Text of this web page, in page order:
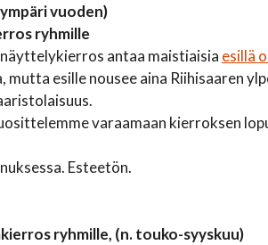
vuoden)
ryhmille
antaa maistiaisia esillä
esille nousee aina Riihisaaren
varaamaan kierroksen
Esteetön.
ryhmille, (n. touko-syyskuu)